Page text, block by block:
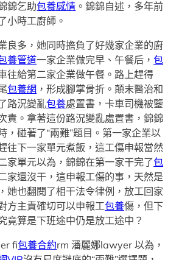
錦乞助包養感情 。錦錦自述，多年前
小時工廚師。
良多，她同時擔負了好幾家企業的廚
養管道一家企業做完早、午餐后，包
往給第二家企業做午餐。路上趕得
包養網 ，形成腳掌骨折。顛末醫治和
路況變亂包養處置書，卡車司機被鑒
責。拿著這份路況變亂處置書，錦錦
，碰著了“兩難”題目。第一家企業以
往下一家單元煮飯，這工傷申報當然
家單元以為，錦錦在第一家干完了包
家還沒干，這申報工傷的事，天然是
她也翻閱了相干法令律例，放工回家
方主責確切可以申報工包養傷，但下
竟算是下班途中仍是放工途中？
fi包養合約rm 潘麗娜lawyer 以為，